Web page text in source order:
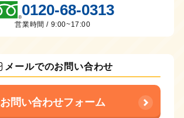
0120-68-0313
営業時間 / 9:00~17:00
メールでのお問い合わせ
お問い合わせフォーム